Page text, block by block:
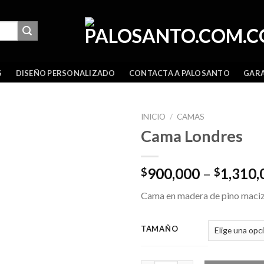
DISEÑO PERSONALIZADO CONTACTA A PALOSANTO
INICIO / CAMAS
Cama Londres
$900,000 – $
Cama en madera de pino
TAMAÑO